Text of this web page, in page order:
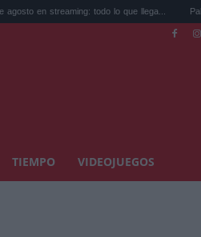
todo lo que llega... Pablo López
TIEMPO VIDEOJUEGOS